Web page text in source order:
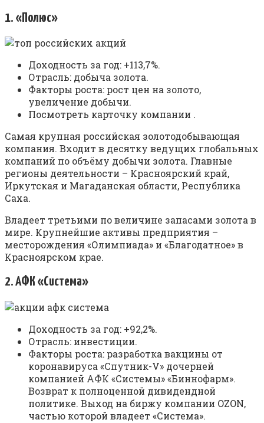
1. «Полюс»
Доходность за год: +113,7%.
Отрасль: добыча золота.
Факторы роста: рост цен на золото,
увеличение добычи.
Посмотреть карточку компании .
Самая крупная российская золотодобывающая
компания. Входит в десятку ведущих глобальных
компаний по объёму добычи золота. Главные
регионы деятельности – Красноярский край,
Иркутская и Магаданская области, Республика
Саха.
Владеет третьими по величине запасами золота в
мире. Крупнейшие активы предприятия –
месторождения «Олимпиада» и «Благодатное» в
Красноярском крае.
2. АФК «Система»
Доходность за год: +92,2%.
Отрасль: инвестиции.
Факторы роста: разработка вакцины от
коронавируса «Спутник-V» дочерней
компанией АФК «Системы» «Биннофарм».
Возврат к полноценной дивидендной
политике. Выход на биржу компании OZON,
частью которой владеет «Система».